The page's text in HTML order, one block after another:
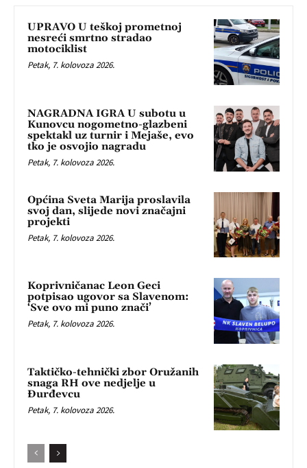
UPRAVO U teškoj prometnoj
nesreći smrtno stradao
motociklist
Petak, 7. kolovoza 2026.
NAGRADNA IGRA U subotu u
Kunovcu nogometno-glazbeni
spektakl uz turnir i Mejaše, evo
tko je osvojio nagradu
Petak, 7. kolovoza 2026.
Općina Sveta Marija proslavila
svoj dan, slijede novi značajni
projekti
Petak, 7. kolovoza 2026.
Koprivničanac Leon Geci
potpisao ugovor sa Slavenom:
‘Sve ovo mi puno znači’
Petak, 7. kolovoza 2026.
Taktičko-tehnički zbor Oružanih
snaga RH ove nedjelje u
Đurđevcu
Petak, 7. kolovoza 2026.